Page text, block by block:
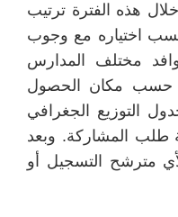
هذه الفترة ترتيب
المتاحة، حسب اختياره مع وجوب
مختلف المدارس
حسب مكان الحصول
التوزيع الجغرافي
8) أثناء تعبئة طلب المشاركة. وبعد
مترشح التسجيل أو